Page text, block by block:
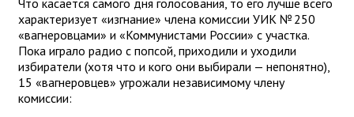
характеризует «изгнание» члена комиссии УИК № 250
«вагнеровцами» и «Коммунистами России» с участка.
Пока играло радио с попсой, приходили и уходили
избиратели (хотя что и кого они выбирали — непонятно),
15 «вагнеровцев» угрожали независимому члену
комиссии: